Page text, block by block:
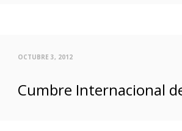
OCTUBRE 3, 2012
Cumbre Internacional